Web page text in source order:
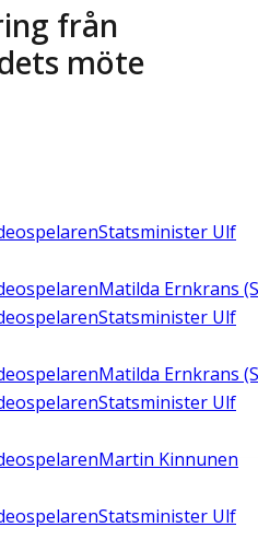
från
möte
Statsminister Ulf
Matilda Ernkrans
Statsminister Ulf
Matilda Ernkrans
Statsminister Ulf
Martin Kinnunen
Statsminister Ulf